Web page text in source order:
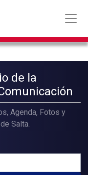
de la
Agenda, Fotos y
Salta.